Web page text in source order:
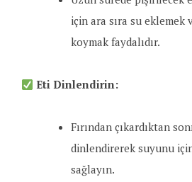
için ara sıra su eklemek
koymak faydalıdır.
Eti Dinlendirin:
Fırından çıkardıktan
dinlendirerek suyunu
sağlayın.